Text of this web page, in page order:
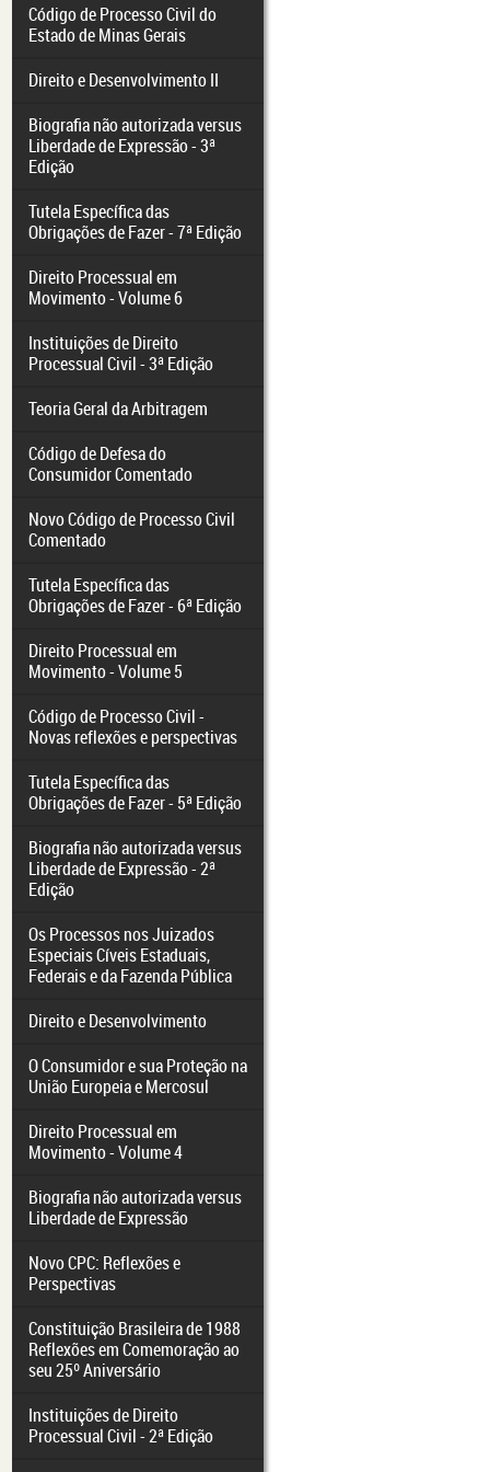
Código de Processo Civil do
Estado de Minas Gerais
Direito e Desenvolvimento II
Biografia não autorizada versus
Liberdade de Expressão - 3ª
Edição
Tutela Específica das
Obrigações de Fazer - 7ª Edição
Direito Processual em
Movimento - Volume 6
Instituições de Direito
Processual Civil - 3ª Edição
Teoria Geral da Arbitragem
Código de Defesa do
Consumidor Comentado
Novo Código de Processo Civil
Comentado
Tutela Específica das
Obrigações de Fazer - 6ª Edição
Direito Processual em
Movimento - Volume 5
Código de Processo Civil -
Novas reflexões e perspectivas
Tutela Específica das
Obrigações de Fazer - 5ª Edição
Biografia não autorizada versus
Liberdade de Expressão - 2ª
Edição
Os Processos nos Juizados
Especiais Cíveis Estaduais,
Federais e da Fazenda Pública
Direito e Desenvolvimento
O Consumidor e sua Proteção na
União Europeia e Mercosul
Direito Processual em
Movimento - Volume 4
Biografia não autorizada versus
Liberdade de Expressão
Novo CPC: Reflexões e
Perspectivas
Constituição Brasileira de 1988
Reflexões em Comemoração ao
seu 25º Aniversário
Instituições de Direito
Processual Civil - 2ª Edição